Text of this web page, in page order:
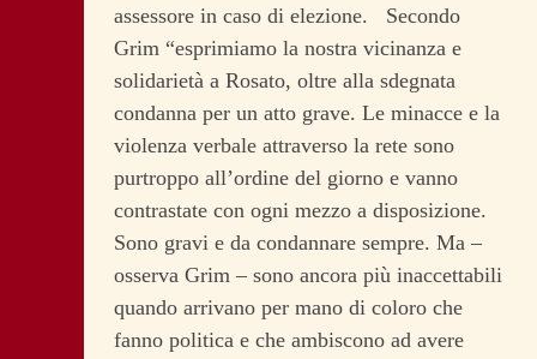
assessore in caso di elezione. Secondo
Grim “esprimiamo la nostra vicinanza e
solidarietà a Rosato, oltre alla sdegnata
condanna per un atto grave. Le minacce e la
violenza verbale attraverso la rete sono
purtroppo all’ordine del giorno e vanno
contrastate con ogni mezzo a disposizione.
Sono gravi e da condannare sempre. Ma –
osserva Grim – sono ancora più inaccettabili
quando arrivano per mano di coloro che
fanno politica e che ambiscono ad avere